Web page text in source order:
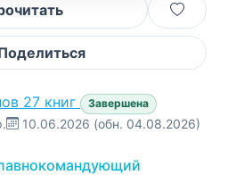
27 книг Завершена
10.06.2026 (обн. 04.08.2026)